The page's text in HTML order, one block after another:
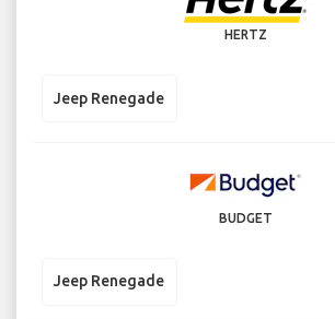
HERTZ
Jeep Renegade
BUDGET
Jeep Renegade